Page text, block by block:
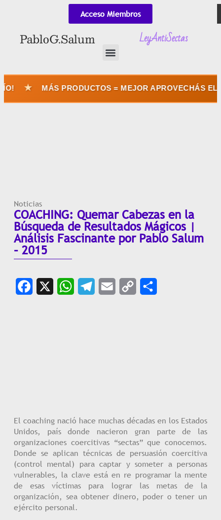
Acceso Miembros
Pablo G. Salum LeyAntiSectas
MÁS PRODUCTOS = MEJOR APROVECHÁS EL ENVÍO
Noticias
COACHING: Quemar Cabezas en la
Búsqueda de Resultados Mágicos |
Análisis Fascinante por Pablo Salum
– 2015
El coaching nació hace muchas décadas en los Estados
Unidos, país donde nacieron gran parte de las
organizaciones coercitivas “sectas” que conocemos.
Donde se aplican técnicas de persuasión coercitiva
(control mental) para captar y someter a personas
vulnerables, la clave está en re programar la mente
de esas víctimas para lograr las metas de la
organización, sea obtener dinero, poder o tener un
ejército personal.